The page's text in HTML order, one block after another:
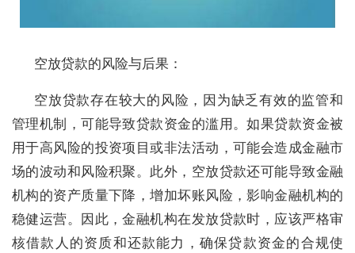
空放贷款的风险与后果：
空放贷款存在较大的风险，因为缺乏有效的监管和
管理机制，可能导致贷款资金的滥用。如果贷款资金被
用于高风险的投资项目或非法活动，可能会造成金融市
场的波动和风险积聚。此外，空放贷款还可能导致金融
机构的资产质量下降，增加坏账风险，影响金融机构的
稳健运营。因此，金融机构在发放贷款时，应该严格审
核借款人的资质和还款能力，确保贷款资金的合规使